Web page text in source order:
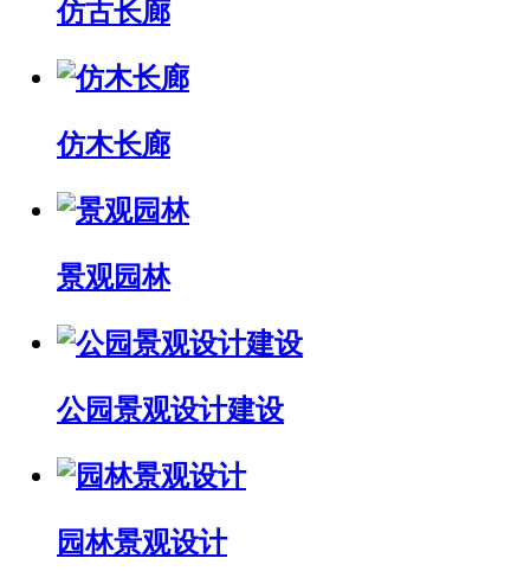
仿古长廊
仿木长廊
景观园林
公园景观设计建设
园林景观设计